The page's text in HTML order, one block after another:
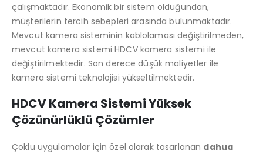
çalışmaktadır. Ekonomik bir sistem olduğundan,
müşterilerin tercih sebepleri arasında bulunmaktadır.
Mevcut kamera sisteminin kablolaması değiştirilmeden,
mevcut kamera sistemi HDCV kamera sistemi ile
değiştirilmektedir. Son derece düşük maliyetler ile
kamera sistemi teknolojisi yükseltilmektedir.
HDCV Kamera Sistemi Yüksek
Çözünürlüklü Çözümler
Çoklu uygulamalar için özel olarak tasarlanan dahua